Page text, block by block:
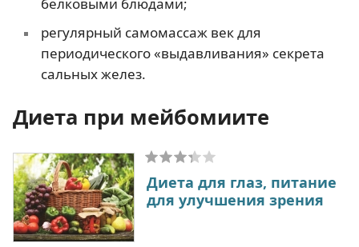
регулярный самомассаж век для
периодического «выдавливания» секрета
сальных желез.
Диета при мейбомиите
Диета для глаз, питание
для улучшения зрения